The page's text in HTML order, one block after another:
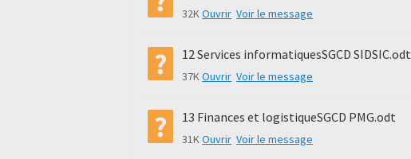
32KOuvrir Voir le message
12 Services informatiquesSGCD SIDSIC.odt
37KOuvrir Voir le message
13 Finances et logistiqueSGCD PMG.odt
31KOuvrir Voir le message